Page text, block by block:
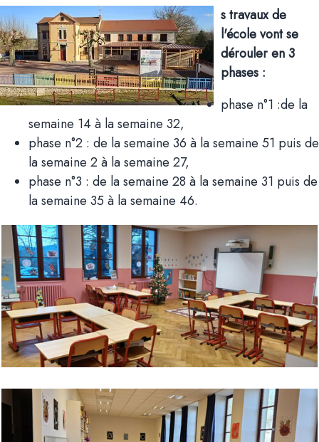
s travaux de
l'école vont se
dérouler en 3
phases :
phase n°1 :de la
semaine 14 à la semaine 32,
phase n°2 : de la semaine 36 à la semaine 51 puis de
la semaine 2 à la semaine 27,
phase n°3 : de la semaine 28 à la semaine 31 puis de
la semaine 35 à la semaine 46.